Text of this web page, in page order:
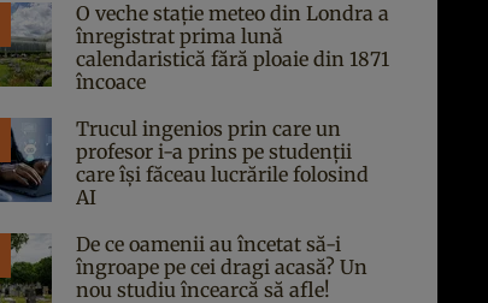
O veche stație meteo din Londra a
înregistrat prima lună
calendaristică fără ploaie din 1871
încoace
Trucul ingenios prin care un
profesor i-a prins pe studenții
care își făceau lucrările folosind
AI
De ce oamenii au încetat să-i
îngroape pe cei dragi acasă? Un
nou studiu încearcă să afle!